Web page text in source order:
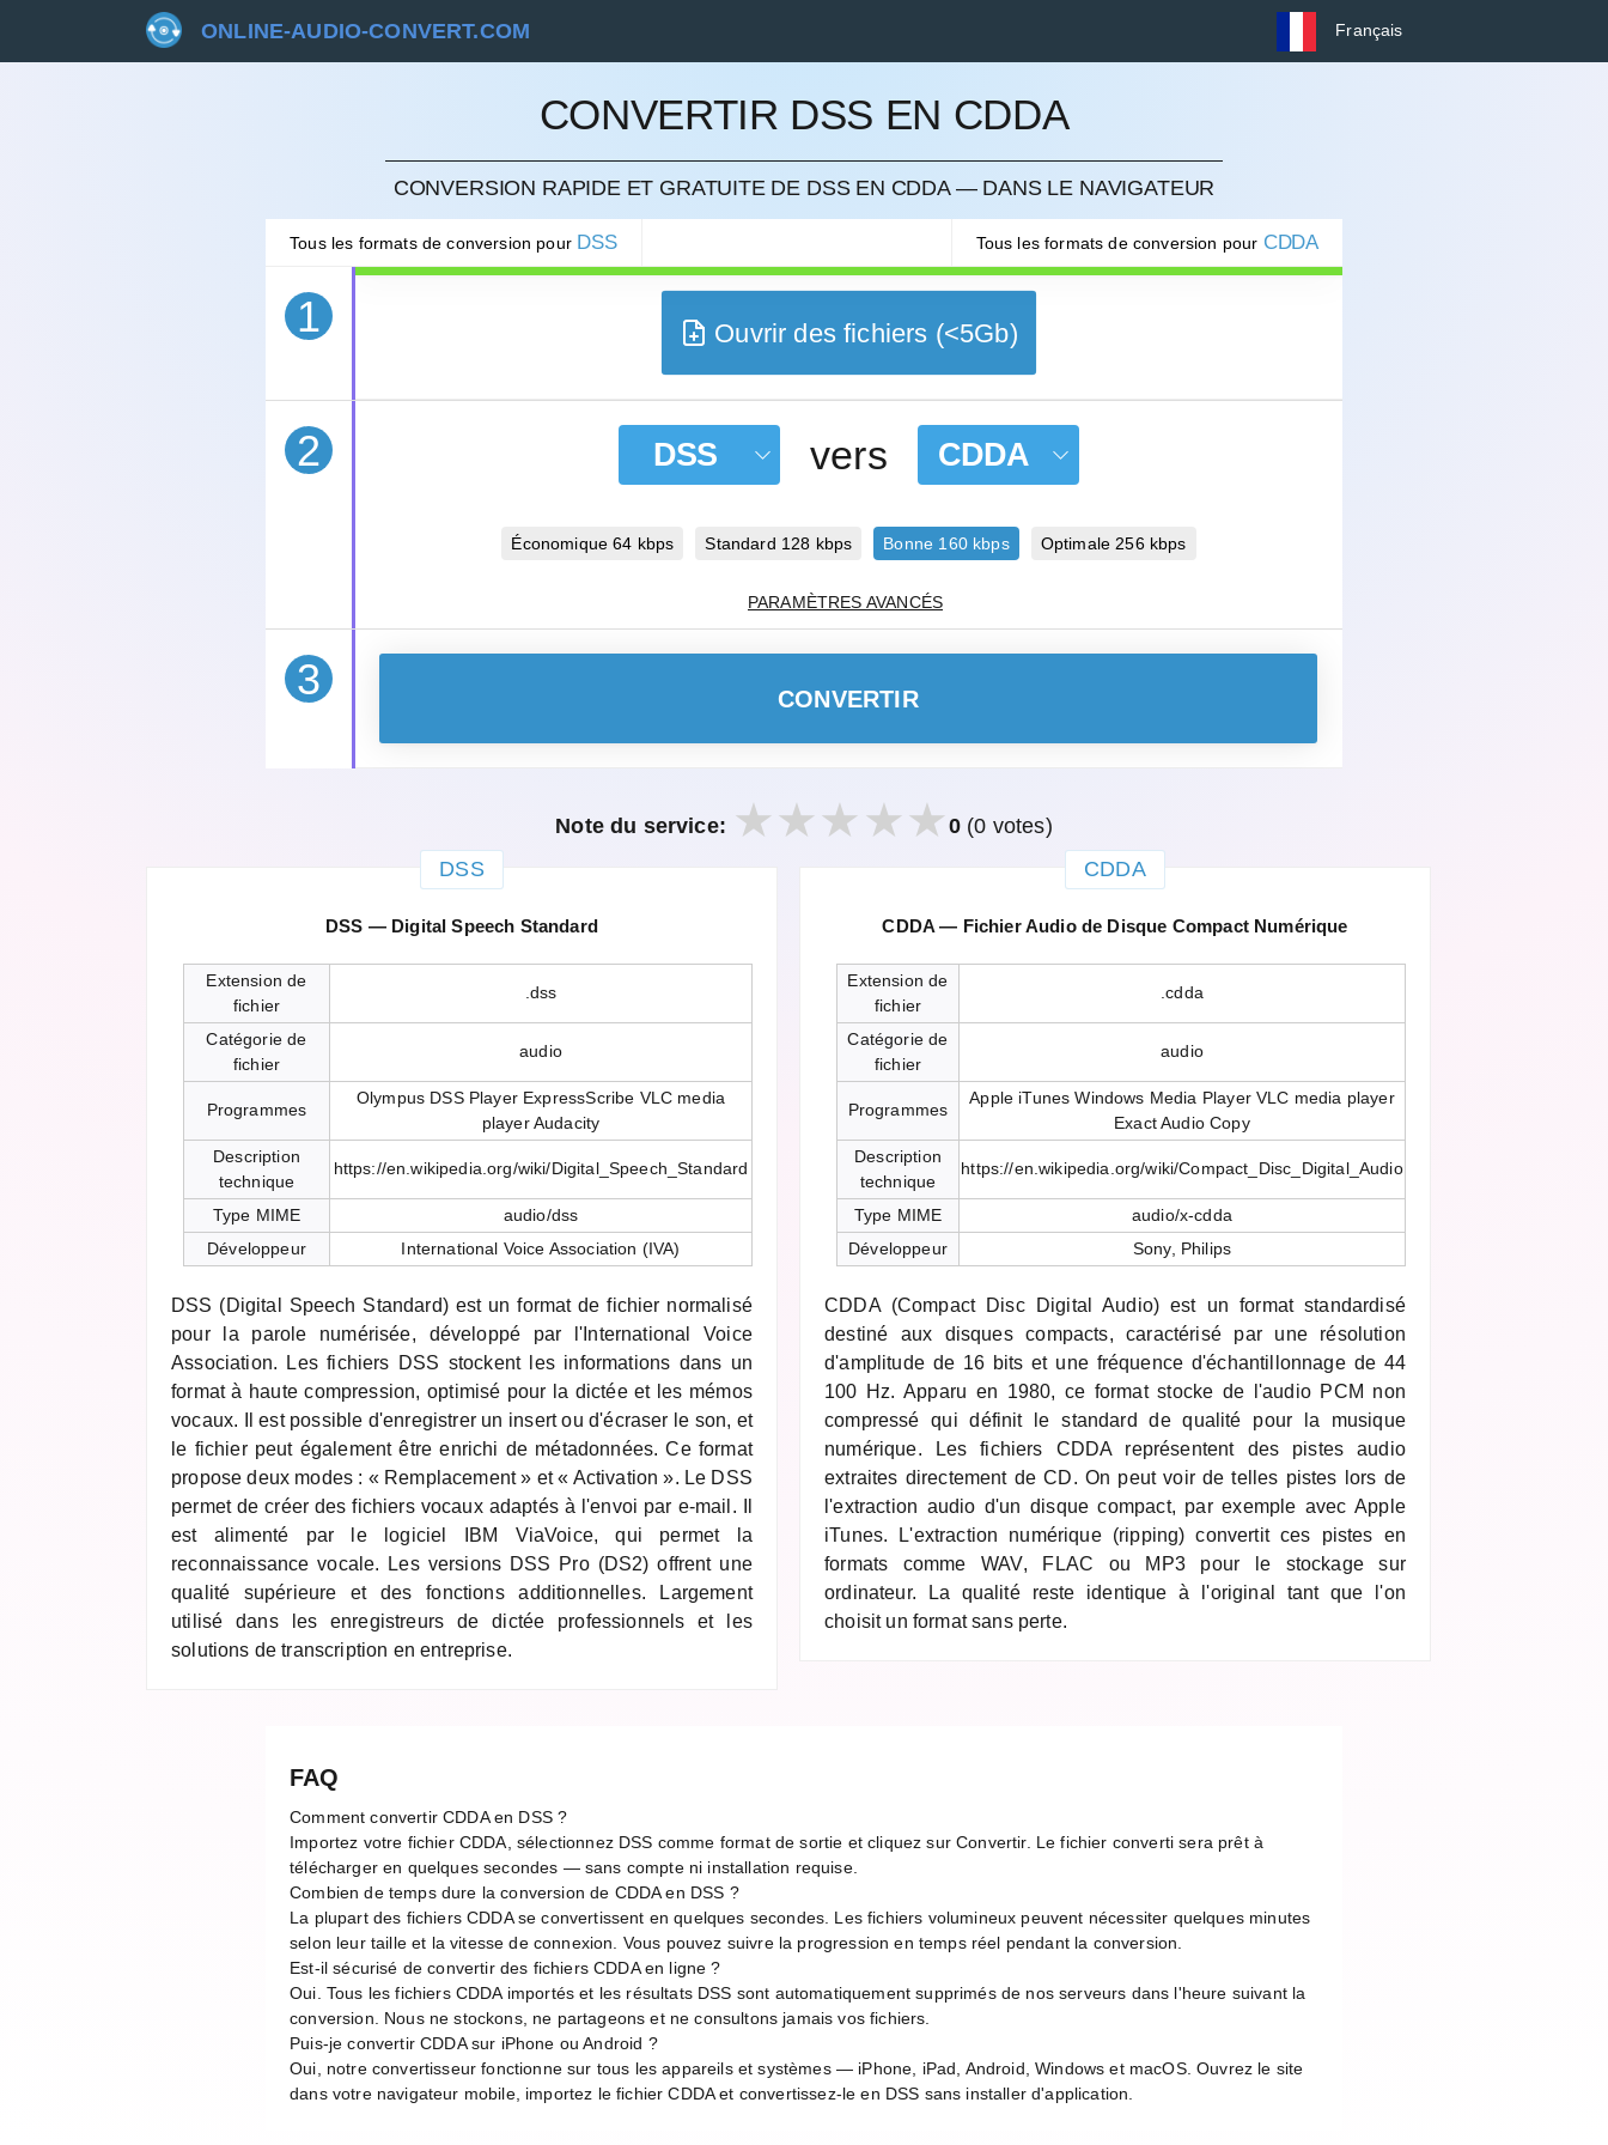
ONLINE-AUDIO-CONVERT.COM Français
CONVERTIR DSS EN CDDA
CONVERSION RAPIDE ET GRATUITE DE DSS EN CDDA — DANS LE NAVIGATEUR
Tous les formats de conversion pour DSS Tous les formats de conversion pour CDDA
1
ANNULER
Ouvrir des fichiers (<5Gb)
2 DSS vers CDDA
Économique 64 kbps Standard 128 kbps Bonne 160 kbps Optimale 256 kbps
PARAMÈTRES AVANCÉS
3 CONVERTIR
Note du service: 0 (0 votes)
DSS
DSS — Digital Speech Standard
Extension de
fichier
.dss
Catégorie de
fichier
audio
Programmes
Olympus DSS Player ExpressScribe VLC media
player Audacity
Description
technique
https://en.wikipedia.org/wiki/Digital_Speech_Standard
Type MIME
audio/dss
Développeur
International Voice Association (IVA)
DSS (Digital Speech Standard) est un format de fichier normalisé
pour la parole numérisée, développé par l'International Voice
Association. Les fichiers DSS stockent les informations dans un
format à haute compression, optimisé pour la dictée et les mémos
vocaux. Il est possible d'enregistrer un insert ou d'écraser le son, et
le fichier peut également être enrichi de métadonnées. Ce format
propose deux modes : « Remplacement » et « Activation ». Le DSS
permet de créer des fichiers vocaux adaptés à l'envoi par e-mail. Il
est alimenté par le logiciel IBM ViaVoice, qui permet la
reconnaissance vocale. Les versions DSS Pro (DS2) offrent une
qualité supérieure et des fonctions additionnelles. Largement
utilisé dans les enregistreurs de dictée professionnels et les
solutions de transcription en entreprise.
CDDA
CDDA — Fichier Audio de Disque Compact Numérique
Extension de
fichier
.cdda
Catégorie de
fichier
audio
Programmes
Apple iTunes Windows Media Player VLC media player
Exact Audio Copy
Description
technique
https://en.wikipedia.org/wiki/Compact_Disc_Digital_Audio
Type MIME
audio/x-cdda
Développeur
Sony, Philips
CDDA (Compact Disc Digital Audio) est un format standardisé
destiné aux disques compacts, caractérisé par une résolution
d'amplitude de 16 bits et une fréquence d'échantillonnage de 44
100 Hz. Apparu en 1980, ce format stocke de l'audio PCM non
compressé qui définit le standard de qualité pour la musique
numérique. Les fichiers CDDA représentent des pistes audio
extraites directement de CD. On peut voir de telles pistes lors de
l'extraction audio d'un disque compact, par exemple avec Apple
iTunes. L'extraction numérique (ripping) convertit ces pistes en
formats comme WAV, FLAC ou MP3 pour le stockage sur
ordinateur. La qualité reste identique à l'original tant que l'on
choisit un format sans perte.
FAQ
Comment convertir CDDA en DSS ?
Importez votre fichier CDDA, sélectionnez DSS comme format de sortie et cliquez sur Convertir. Le fichier converti sera prêt à
télécharger en quelques secondes — sans compte ni installation requise.
Combien de temps dure la conversion de CDDA en DSS ?
La plupart des fichiers CDDA se convertissent en quelques secondes. Les fichiers volumineux peuvent nécessiter quelques minutes
selon leur taille et la vitesse de connexion. Vous pouvez suivre la progression en temps réel pendant la conversion.
Est-il sécurisé de convertir des fichiers CDDA en ligne ?
Oui. Tous les fichiers CDDA importés et les résultats DSS sont automatiquement supprimés de nos serveurs dans l'heure suivant la
conversion. Nous ne stockons, ne partageons et ne consultons jamais vos fichiers.
Puis-je convertir CDDA sur iPhone ou Android ?
Oui, notre convertisseur fonctionne sur tous les appareils et systèmes — iPhone, iPad, Android, Windows et macOS. Ouvrez le site
dans votre navigateur mobile, importez le fichier CDDA et convertissez-le en DSS sans installer d'application.